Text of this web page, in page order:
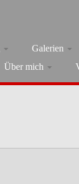
Galerien
Über mich